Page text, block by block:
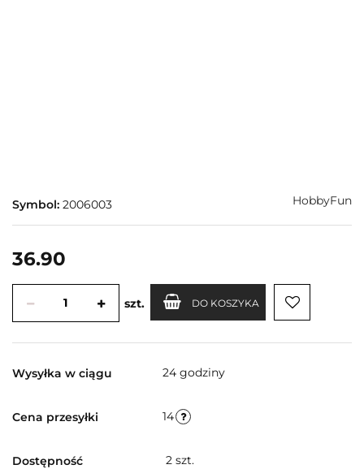
Symbol: 2006003 HobbyFun
36.90
szt. DO KOSZYKA
Wysyłka w ciągu 24 godziny
Cena przesyłki 14
Dostępność 2 szt.